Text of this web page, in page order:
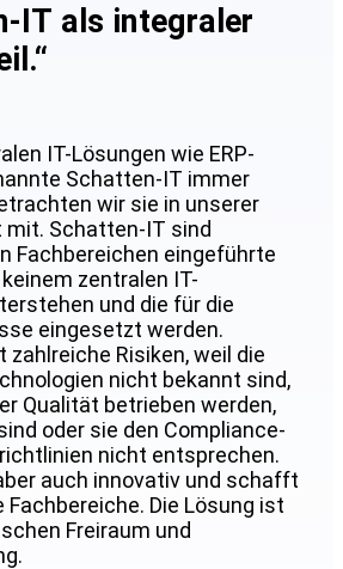
IT als integraler
IT-Lösungen wie ERP-
Schatten-IT immer
wir sie in unserer
mit. Schatten-IT sind
Fachbereichen eingeführte
zentralen IT-
und die für die
eingesetzt werden.
Risiken, weil die
nicht bekannt sind,
Qualität betrieben werden,
oder sie den Compliance-
nicht entsprechen.
auch innovativ und schafft
Die Lösung ist
Freiraum und